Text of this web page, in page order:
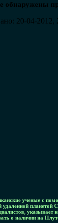
обнаружены
20-04-2012,
ученые с
удаленной планетой
указывает
о наличии на